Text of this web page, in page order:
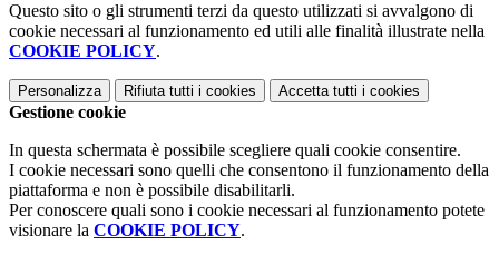
Questo sito o gli strumenti terzi da questo utilizzati si avvalgono di
cookie necessari al funzionamento ed utili alle finalità illustrate nella
COOKIE POLICY.
Personalizza Rifiuta tutti i cookies Accetta tutti i cookies
Gestione cookie
In questa schermata è possibile scegliere quali cookie consentire.
I cookie necessari sono quelli che consentono il funzionamento della
piattaforma e non è possibile disabilitarli.
Per conoscere quali sono i cookie necessari al funzionamento potete
visionare la COOKIE POLICY.